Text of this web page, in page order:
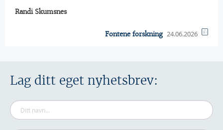
Randi Skumsnes
Fontene forskning 24.06.2026
Lag ditt eget nyhetsbrev: